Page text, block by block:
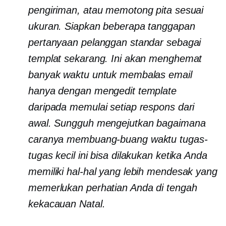
pengiriman, atau memotong pita sesuai
ukuran. Siapkan beberapa tanggapan
pertanyaan pelanggan standar sebagai
templat sekarang. Ini akan menghemat
banyak waktu untuk membalas email
hanya dengan mengedit template
daripada memulai setiap respons dari
awal. Sungguh mengejutkan bagaimana
caranyamembuang-buang waktu tugas-
tugas kecil ini bisa dilakukan ketika Anda
memiliki hal-hal yang lebih mendesak yang
memerlukan perhatian Anda di tengah
kekacauan Natal.